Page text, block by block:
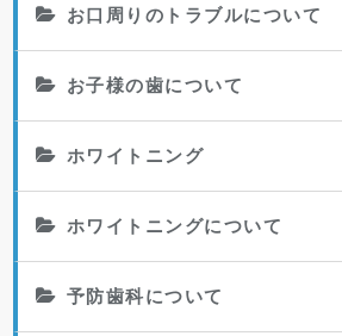
お口周りのトラブルについて
お子様の歯について
ホワイトニング
ホワイトニングについて
予防歯科について